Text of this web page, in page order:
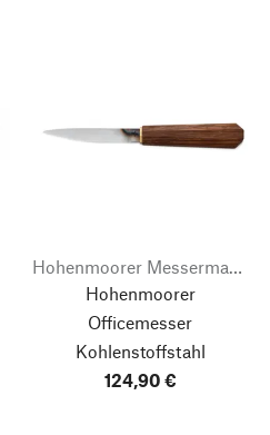
Hohenmoorer Messermanufaktur
Hohenmoorer
Officemesser
Kohlenstoffstahl
124,90 €